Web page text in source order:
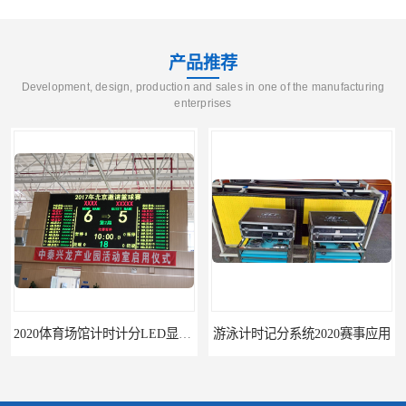
产品推荐
Development, design, production and sales in one of the manufacturing
enterprises
游泳计时记分系统2020赛事应用